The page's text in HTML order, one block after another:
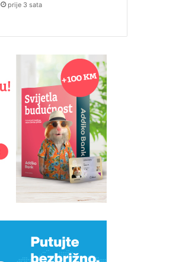
prije 3 sata